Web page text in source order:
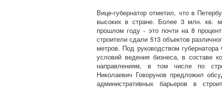
Вице-губернатор отметил, что в
высоких в стране. Более 3 млн. кв.
прошлом году - это почти на 8
строители сдали 513 объектов
метров. Под руководством
условий ведения бизнеса, в составе
направлениям, в том числе по
Николаевич Говорунов предложил
административных барьеров в